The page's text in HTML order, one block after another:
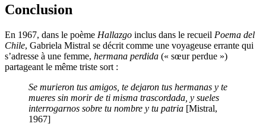
Conclusion
En 1967, dans le poème Hallazgo inclus dans le recueil Poema del
Chile, Gabriela Mistral se décrit comme une voyageuse errante qui
s’adresse à une femme, hermana perdida (« sœur perdue »)
partageant le même triste sort :
Se murieron tus amigos, te dejaron tus hermanas y te
mueres sin morirde ti misma trascordada, y sueles
interrogarnos sobre tu nombre y tu patria [Mistral,
1967]